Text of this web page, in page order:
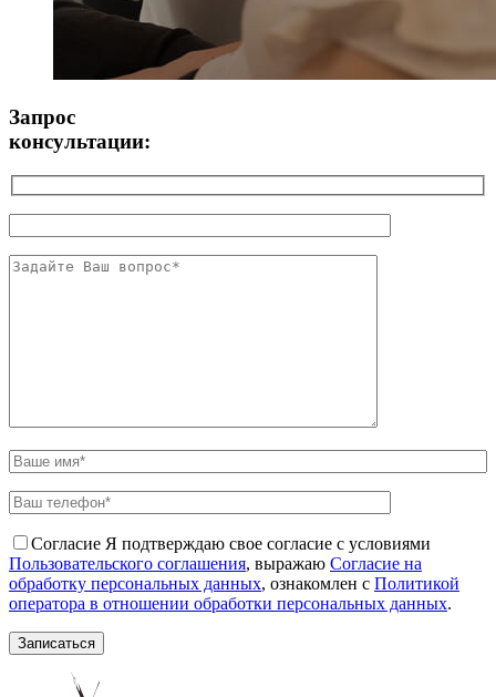
Запрос
консультации:
Согласие Я подтверждаю свое согласие с условиями
Пользовательского соглашения, выражаю Согласие на
обработку персональных данных, ознакомлен с Политикой
оператора в отношении обработки персональных данных.